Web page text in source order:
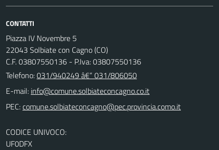
CONTATTI
Piazza IV Novembre 5
22043 Solbiate con Cagno (CO)
C.F. 03807550136 - P.Iva: 03807550136
Telefono:031/940249 â€“ 031/806050
E-mail:
PEC:
CODICE UNIVOCO:
UF0DFX